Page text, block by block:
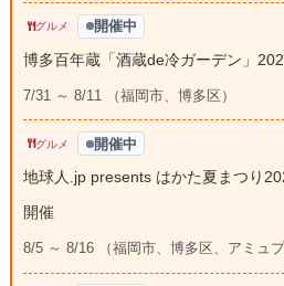
グルメ 開催中
博多百年蔵「酒蔵de冷ガーデン」
7/31 ～ 8/11 （福岡市、博多区）
グルメ 開催中
地球人.jp presents はかた夏まつり
開催
8/5 ～ 8/16 （福岡市、博多区、アミュプ